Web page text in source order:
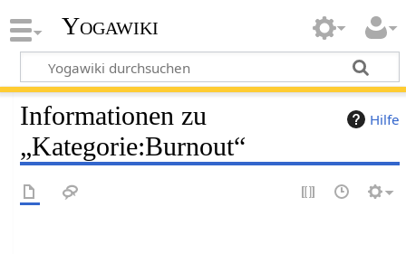
Yogawiki
Hilfe
Informationen zu
„Kategorie:Burnout“